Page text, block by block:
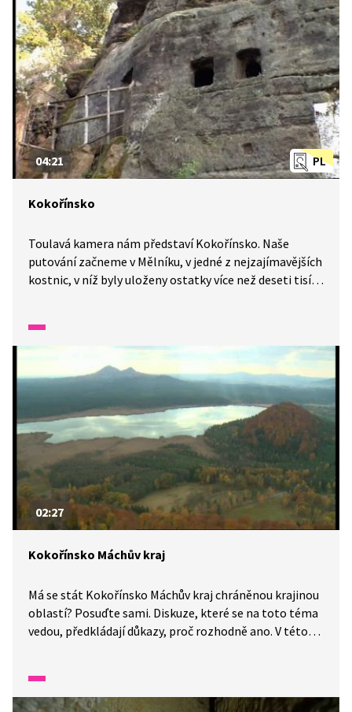
PL
04:21
Kokořínsko
Toulavá kamera nám představí Kokořínsko. Naše
putování začneme v Mělníku, v jedné z nejzajímavějších
kostnic, v níž byly uloženy ostatky více než deseti tisíc
02:27
Kokořínsko Máchův kraj
Má se stát Kokořínsko Máchův kraj chráněnou krajinou
oblastí? Posuďte sami. Diskuze, které se na toto téma
vedou, předkládají důkazy, proč rozhodně ano. V této
Máchovo jezero nebo hrad Bezděz. Sám Mácha tuto
oblast mnohokrát navštívil a tento kraj zařadil